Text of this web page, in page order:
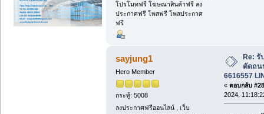
โปรโมทฟรี โฆษณาสินค้าฟรี ลง
ประกาศฟรี โพสฟรี โพสประกาศ
ฟรี
sayjung1
Hero Member
กระทู้: 5008
ลงประกาศฟรีออนไลน์ , เว็บ
Re: รั
ตัดถน
6616557
« ตอบกลับ
2024,